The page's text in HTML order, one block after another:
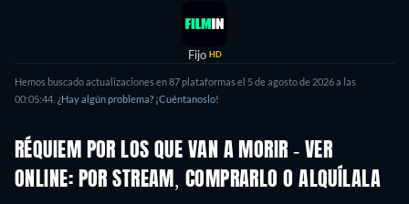
Fijo HD
Hemos buscado actualizaciones en87plataformas el 5 de agosto de 2026a las
00:05:44 ¿Hay algún problema? ¡Cuéntanoslo!
RÉQUIEM POR LOS QUE VAN A MORIR - VER
ONLINE: POR STREAM, COMPRARLO O ALQUÍLALA